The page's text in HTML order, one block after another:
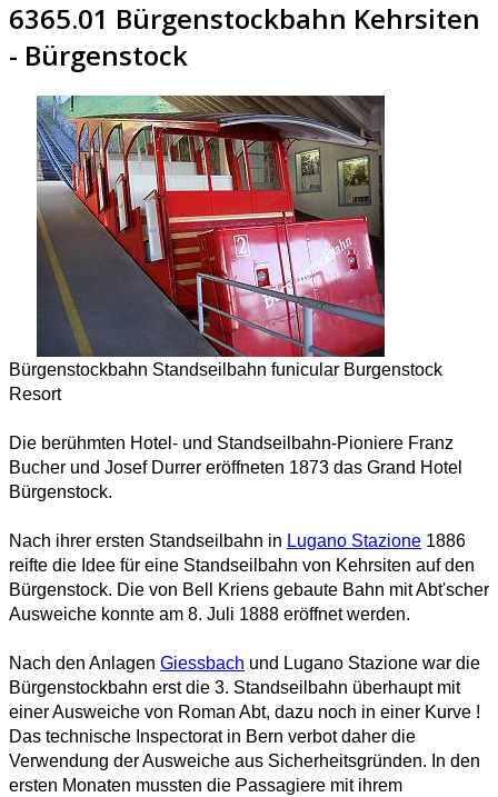
6365.01 Bürgenstockbahn Kehrsiten
- Bürgenstock
Bürgenstockbahn Standseilbahn funicular Burgenstock
Resort
Die berühmten Hotel- und Standseilbahn-Pioniere Franz
Bucher und Josef Durrer eröffneten 1873 das Grand Hotel
Bürgenstock.
Nach ihrer ersten Standseilbahn in Lugano Stazione 1886
reifte die Idee für eine Standseilbahn von Kehrsiten auf den
Bürgenstock. Die von Bell Kriens gebaute Bahn mit Abt'scher
Ausweiche konnte am 8. Juli 1888 eröffnet werden.
Nach den Anlagen Giessbach und Lugano Stazione war die
Bürgenstockbahn erst die 3. Standseilbahn überhaupt mit
einer Ausweiche von Roman Abt, dazu noch in einer Kurve !
Das technische Inspectorat in Bern verbot daher die
Verwendung der Ausweiche aus Sicherheitsgründen. In den
ersten Monaten mussten die Passagiere mit ihrem